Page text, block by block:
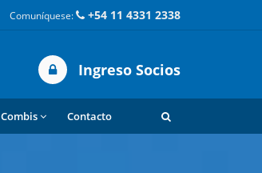
Comuníquese: +54 11 4331 2338
Ingreso Socios
Combis Contacto